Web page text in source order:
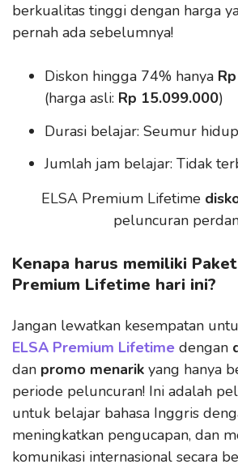
berkualitas tinggi dengan harga
pernah ada sebelumnya!
Diskon hingga 74% hanya
(harga asli: Rp 15.099.000)
Durasi belajar: Seumur hidup
Jumlah jam belajar: Tidak
ELSA Premium Lifetime
peluncuran
Kenapa harus memiliki
Premium Lifetime hari ini?
Jangan lewatkan kesempatan
ELSA Premium Lifetime dengan
dan promo menarik yang hanya
periode peluncuran! Ini adalah
untuk belajar bahasa Inggris
meningkatkan pengucapan, dan
komunikasi internasional secara